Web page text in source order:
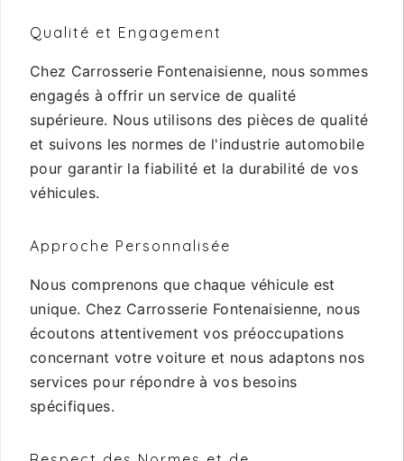
Qualité et Engagement
Chez Carrosserie Fontenaisienne, nous sommes
engagés à offrir un service de qualité
supérieure. Nous utilisons des pièces de qualité
et suivons les normes de l'industrie automobile
pour garantir la fiabilité et la durabilité de vos
véhicules.
Approche Personnalisée
Nous comprenons que chaque véhicule est
unique. Chez Carrosserie Fontenaisienne, nous
écoutons attentivement vos préoccupations
concernant votre voiture et nous adaptons nos
services pour répondre à vos besoins
spécifiques.